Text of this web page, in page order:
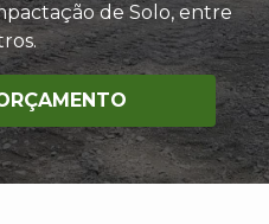
de Solo, entre